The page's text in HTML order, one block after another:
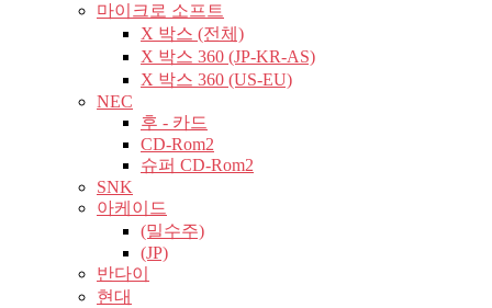
마이크로 소프트
X 박스 (전체)
X 박스 360 (JP-KR-AS)
X 박스 360 (US-EU)
NEC
후 - 카드
CD-Rom2
슈퍼 CD-Rom2
SNK
아케이드
(밀수주)
(JP)
반다이
현대